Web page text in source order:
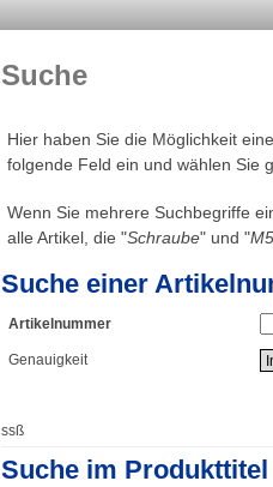
Suche
Hier haben Sie die Möglichkeit
folgende Feld ein und wählen Sie
Wenn Sie mehrere Suchbegriffe
alle Artikel, die "Schraube" und "M5
Suche einer
Artikelnummer
Genauigkeit
ssß
Suche im Produkttitel